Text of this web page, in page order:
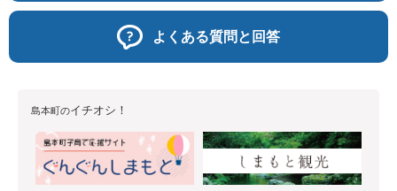
よくある質問と回答
島本町のイチオシ！